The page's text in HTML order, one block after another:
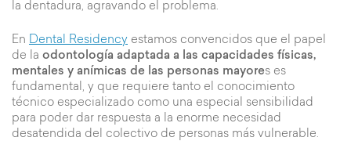
la dentadura, agravando el problema.
En Dental Residency estamos convencidos que el papel
de la odontología adaptada a las capacidades físicas,
mentales y anímicas de las personas mayores es
fundamental, y que requiere tanto el conocimiento
técnico especializado como una especial sensibilidad
para poder dar respuesta a la enorme necesidad
desatendida del colectivo de personas más vulnerable.